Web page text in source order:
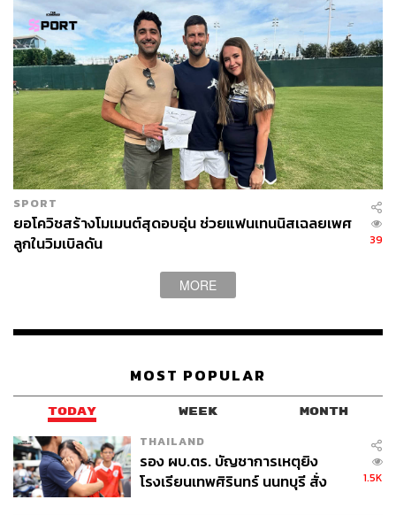
สภาพอากาศที่ร้อนจัดทำให้นักกีฬาเหนื่อยล้าและสูญเสีย
สมาธิได้ง่าย โดยนอกจาก ซินเนอร์ ที่ต้องพ่ายแพ้ให้สภาพ
อากาศแล้ว กาเบรียล ดิยัลโล นักหวดจากแคนาดา ก็เป็นอีก
คนที่ต้องถอนตัวออกไปตั้งแต่รอบแรกเพราะความร้อนของ
สนาม
นักกีฬาคนอื่นๆ อย่าง อังเดรย์ รูแบลฟ รวมถึงเด็กเก็บบอล
และแฟนๆ บางคนก็ต้องเข้ารับการดูแลจากแพทย์ หลังมี
อาการอ่อนล้า หรือบางคนก็เป็นลมจากความร้อน
นอกจากผลกระทบจากความร้อนจะส่งผลต่อสภาพร่างกาย
โดยตรงแล้ว ความร้อนจากสภาพอากาศยังส่งผลทางอ้อมต่อ
การแข่งขันผ่านสนามแข่งในคอร์ตดินด้วย
ลูกบอลที่เร็วขึ้น โดยลูกเทนนิสจะกระดอนสูงและพุ่งผ่าน
หนัก และกดดันด้วยลูกกราวด์สโตรก
ในทางกลับกัน มันก็ส่งผลเสียเป็นลูปกลับมาที่สภาพร่างกาย
ของนักเทนนิส เพราะในสภาวะที่ต้องเล่นกับบอลที่เร็ว นัก
เทนนิสจะต้องขยับตัวมากขึ้น รวดเร็วขึ้น และการเสีย
พลังงาน และน้ำในร่างกายจะมากขึ้นตามไปด้วย ซึ่งด้วย
เหตุผลนี้เองอาจจะทำให้นักกีฬามีอาการขาดน้ำ หรือ
SPORT
ยอโควิชสร้างโมเมนต์สุดอบอุ่น ช่วยแฟนเทนนิสเฉลยเพศ
ลูกในวิมเบิลดัน
39
MORE
MOST POPULAR
TODAY WEEK MONTH
THAILAND
รอง ผบ.ตร. บัญชาการเหตุยิง
โรงเรียนเทพศิรินทร์ นนทบุรี สั่ง
1.5K